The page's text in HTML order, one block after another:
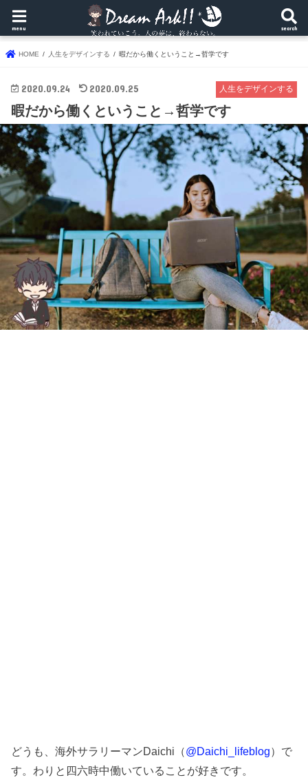
search
menu
HOME 人生をデザインする 暇だから働くということ→哲学です
人生をデザインする
2020.09.24 2020.09.25
暇だから働くということ→哲学です
どうも、海外サラリーマンDaichi（@Daichi_lifeblog）で
す。わりと四六時中働いていることが好きです。